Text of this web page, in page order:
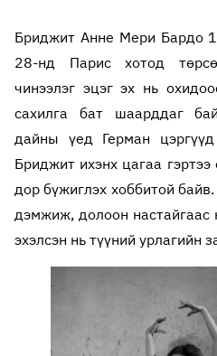
Бриджит Анне Мери Бардо
28-нд Парис хотод
чинээлэг эцэг эх нь
сахилга бат шаарддаг
дайны үед Герман
Бриджит ихэнх цагаа
дор бүжиглэх хоббитой
дэмжиж, долоон настайгаас
эхэлсэн нь түүний урлагийн